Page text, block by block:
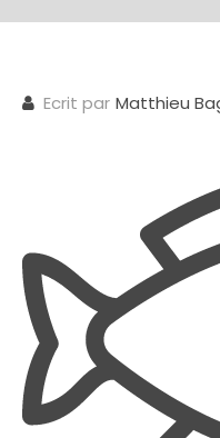
Ecrit par Matthieu